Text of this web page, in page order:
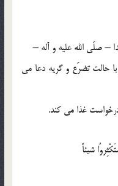
– صلّي الله عليه و آله –
حالت تضرّع و گريه دعا مي
غذا مي كند.